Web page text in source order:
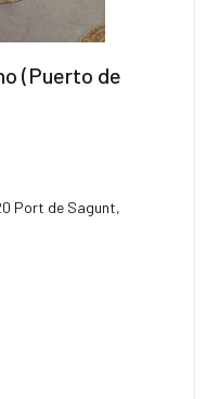
(Puerto de
Port de Sagunt,